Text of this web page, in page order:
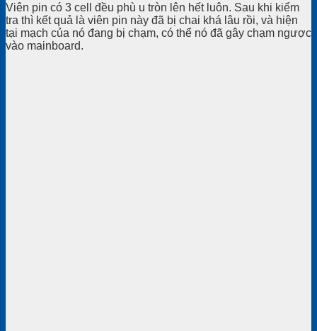
Viên pin có 3 cell đều phù u tròn lên hết luôn. Sau khi kiểm
tra thì kết quả là viên pin này đã bị chai khá lâu rồi, và hiện
tại mạch của nó đang bị chạm, có thể nó đã gây chạm ngược
vào mainboard.